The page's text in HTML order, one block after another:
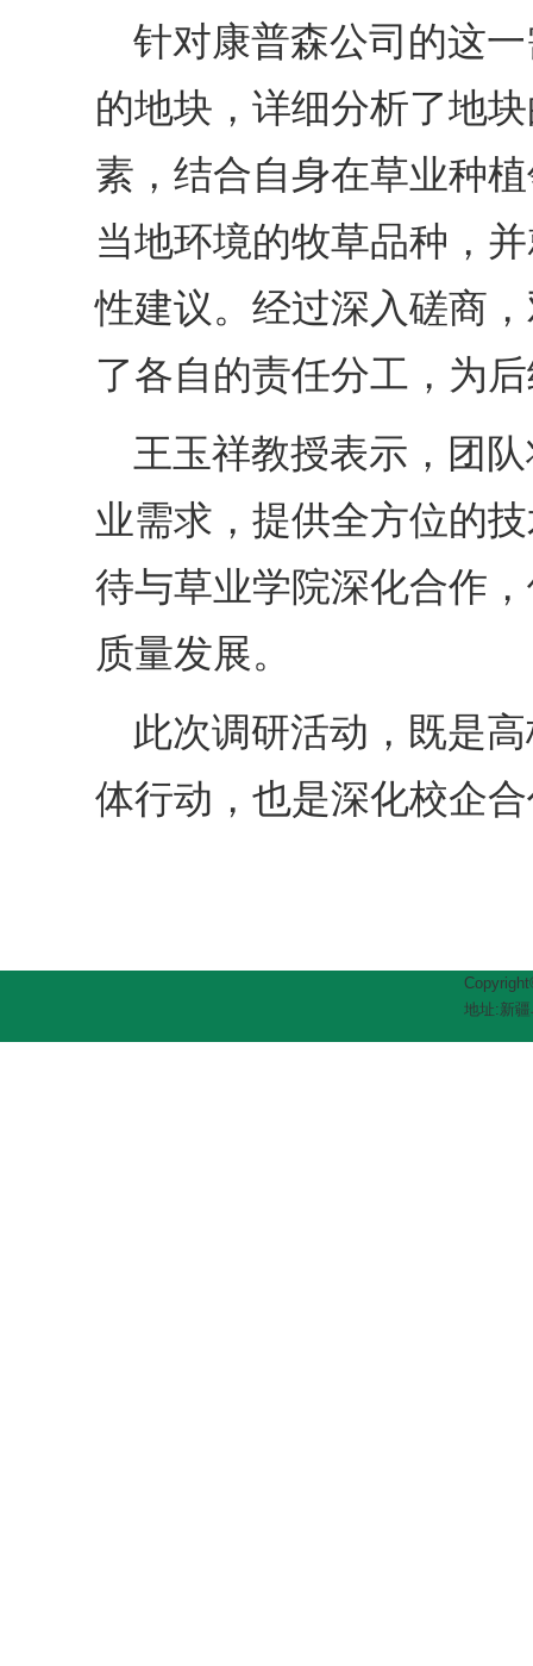
针对康普森公司的这一
的地块，详细分析了地
素，结合自身在草业种
当地环境的牧草品种，
性建议。经过深入磋商
了各自的责任分工，为
王玉祥教授表示，团队
业需求，提供全方位的
待与草业学院深化合作
质量发展。
此次调研活动，既是高
体行动，也是深化校企
地址:新